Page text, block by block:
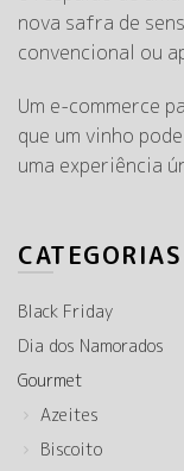
nova safra de
convencional ou
Um e-commerce
que um vinho
uma experiência
CATEGORIAS
Black Friday
Dia dos Namorados
Gourmet
Azeites
Biscoito